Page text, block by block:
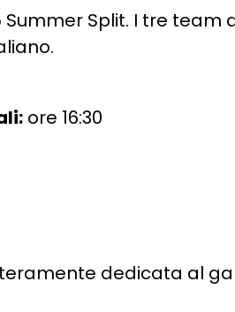
Summer Split. I tre team
ore 16:30
dedicata al